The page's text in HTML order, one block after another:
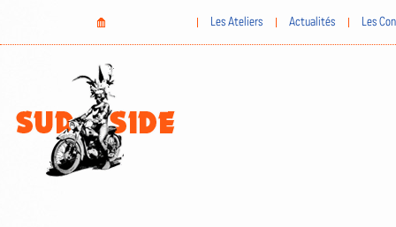
contenu
Home
Les Ateliers Actualités Les